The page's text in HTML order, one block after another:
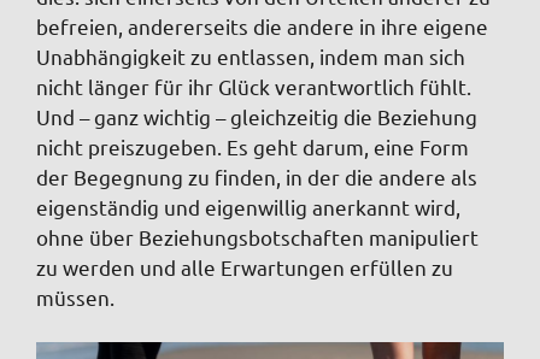
befreien, andererseits die andere in ihre eigene
Unabhängigkeit zu entlassen, indem man sich
nicht länger für ihr Glück verantwortlich fühlt.
Und – ganz wichtig – gleichzeitig die Beziehung
nicht preiszugeben. Es geht darum, eine Form
der Begegnung zu finden, in der die andere als
eigenständig und eigenwillig anerkannt wird,
ohne über Beziehungsbotschaften manipuliert
zu werden und alle Erwartungen erfüllen zu
müssen.